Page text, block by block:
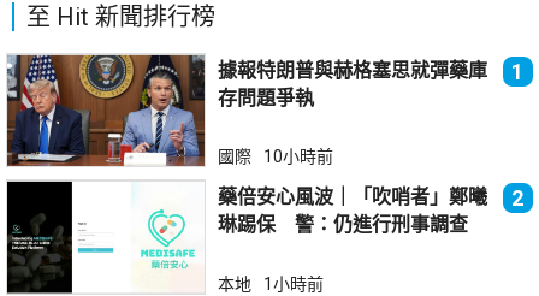
至 Hit 新聞排行榜
據報特朗普與赫格塞思就彈藥庫
存問題爭執
1
國際 10小時前
藥倍安心風波｜「吹哨者」鄭曦
琳踢保 警：仍進行刑事調查
2
本地 1小時前